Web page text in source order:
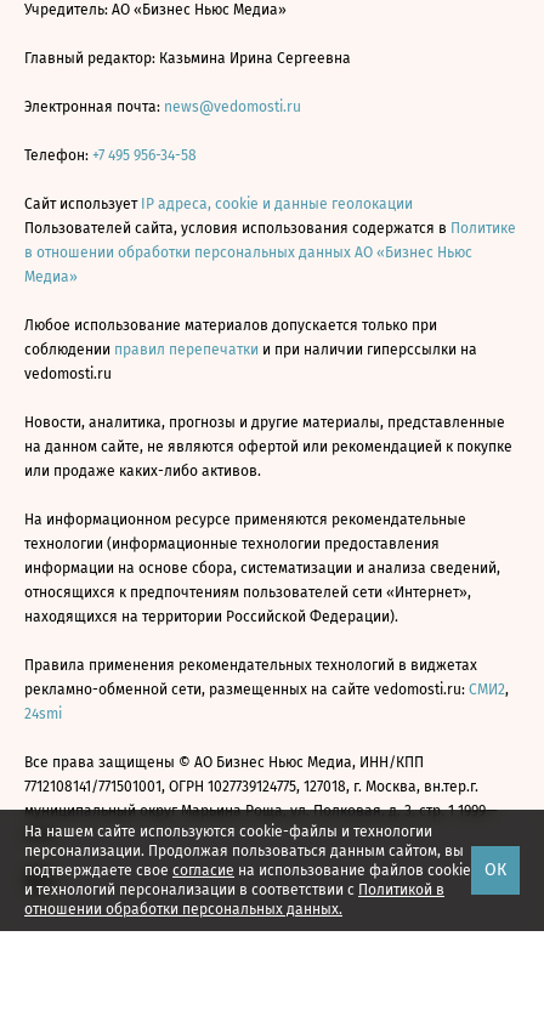
На нашем сайте используются cookie-файлы и технологии
персонализации. Продолжая пользоваться данным сайтом, вы
подтверждаете свое согласие на использование файлов cookie
и технологий персонализации в соответствии с Политикой в
отношении обработки персональных данных.
ОК
Учредитель: АО «Бизнес Ньюс Медиа»
Главный редактор: Казьмина Ирина Сергеевна
Электронная почта: news@vedomosti.ru
Телефон: +7 495 956-34-58
Сайт использует IP адреса, cookie и данные геолокации
Пользователей сайта, условия использования содержатся в Политике
в отношении обработки персональных данных АО «Бизнес Ньюс
Медиа»
Любое использование материалов допускается только при
соблюдении правил перепечатки и при наличии гиперссылки на
vedomosti.ru
Новости, аналитика, прогнозы и другие материалы, представленные
на данном сайте, не являются офертой или рекомендацией к покупке
или продаже каких-либо активов.
На информационном ресурсе применяются рекомендательные
технологии (информационные технологии предоставления
информации на основе сбора, систематизации и анализа сведений,
относящихся к предпочтениям пользователей сети «Интернет»,
находящихся на территории Российской Федерации).
Правила применения рекомендательных технологий в виджетах
рекламно-обменной сети, размещенных на сайте vedomosti.ru: СМИ2,
24smi
Все права защищены © АО Бизнес Ньюс Медиа, ИНН/КПП
7712108141/771501001, ОГРН 1027739124775, 127018, г. Москва, вн.тер.г.
муниципальный округ Марьина Роща, ул. Полковая, д. 3, стр. 1 1999—
2026